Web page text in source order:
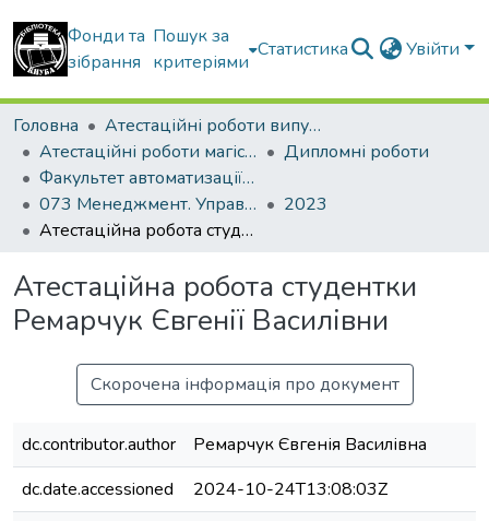
Фонди та
зібрання
Пошук за
критеріями
Статистика Увійти
Головна
Атестаційні роботи випускників
Атестаційні роботи магістрів
Дипломні роботи
Факультет автоматизації і інформаційних технологій
073 Менеджмент. Управління проектами
2023
Атестаційна робота студентки Ремарчук Євгенії Василівни
Атестаційна робота студентки
Ремарчук Євгенії Василівни
Скорочена інформація про документ
dc.contributor.author
Ремарчук Євгенія Василівна
dc.date.accessioned
2024-10-24T13:08:03Z